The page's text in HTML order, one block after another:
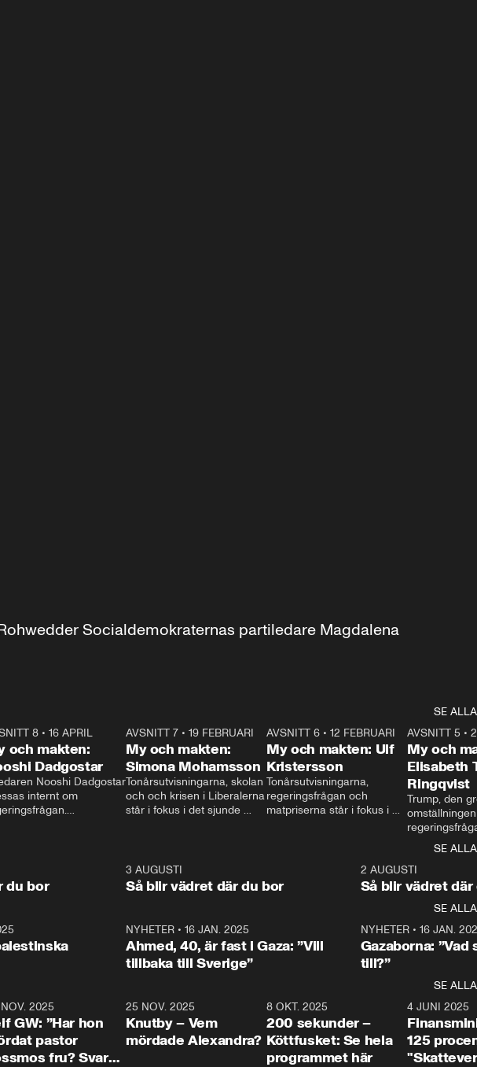
Socialdemokraternas partiledare Magdalena
SE ALLA
8• 16 APRIL
och makten:
Dadgostar
Nooshi Dadgostar
internt om
ställer upp i val. Ska vi
med så sitter vi förstås
24:30
AVSNITT 7• 19 FEBRUARI
My och makten:
Simona Mohamsson
Tonårsutvisningarna, skolan
och och krisen i Liberalerna
står i fokus i det sjunde
kommentator My
Rohwedder ställer
utbildnings- och
Mohamsson till svars.
27:30
AVSNITT 6 •12 FEBRUARI
My och makten: Ulf
Kristersson
Tonårsutvisningarna,
regeringsfrågan och
matpriserna står i fokus i
Rohwedder ställer
statsminister Ulf Kristersson
AVSNITT 5 •
My och
Elisabeth
Ringqvist
Trump, den
centrum i
avsnittet av
Makten”. Se
Aftonbladets
Rohwedder
Thand Ring
SE ALLA
du bor
3 AUGUSTI
Så blir vädret där du bor
2 AUGUSTI
Så blir vädret där
SE ALLA
NYHETER• 16 JAN. 2025
Ahmed, 40, är fast i Gaza: ”Vill
tillbaka till Sverige”
NYHETER• 16 JAN.
Gazaborna:
till?”
SE ALLA
2025
GW: ”Har hon
pastor
fru? Svar
31:05
25 NOV. 2025
Knutby – Vem
mördade Alexandra?
4:29
8 OKT. 2025
200 sekunder –
Köttfusket: Se hela
programmet här
4 JUNI 2025
125